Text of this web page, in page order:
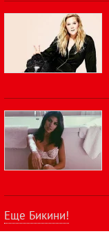
Еще Бикини!